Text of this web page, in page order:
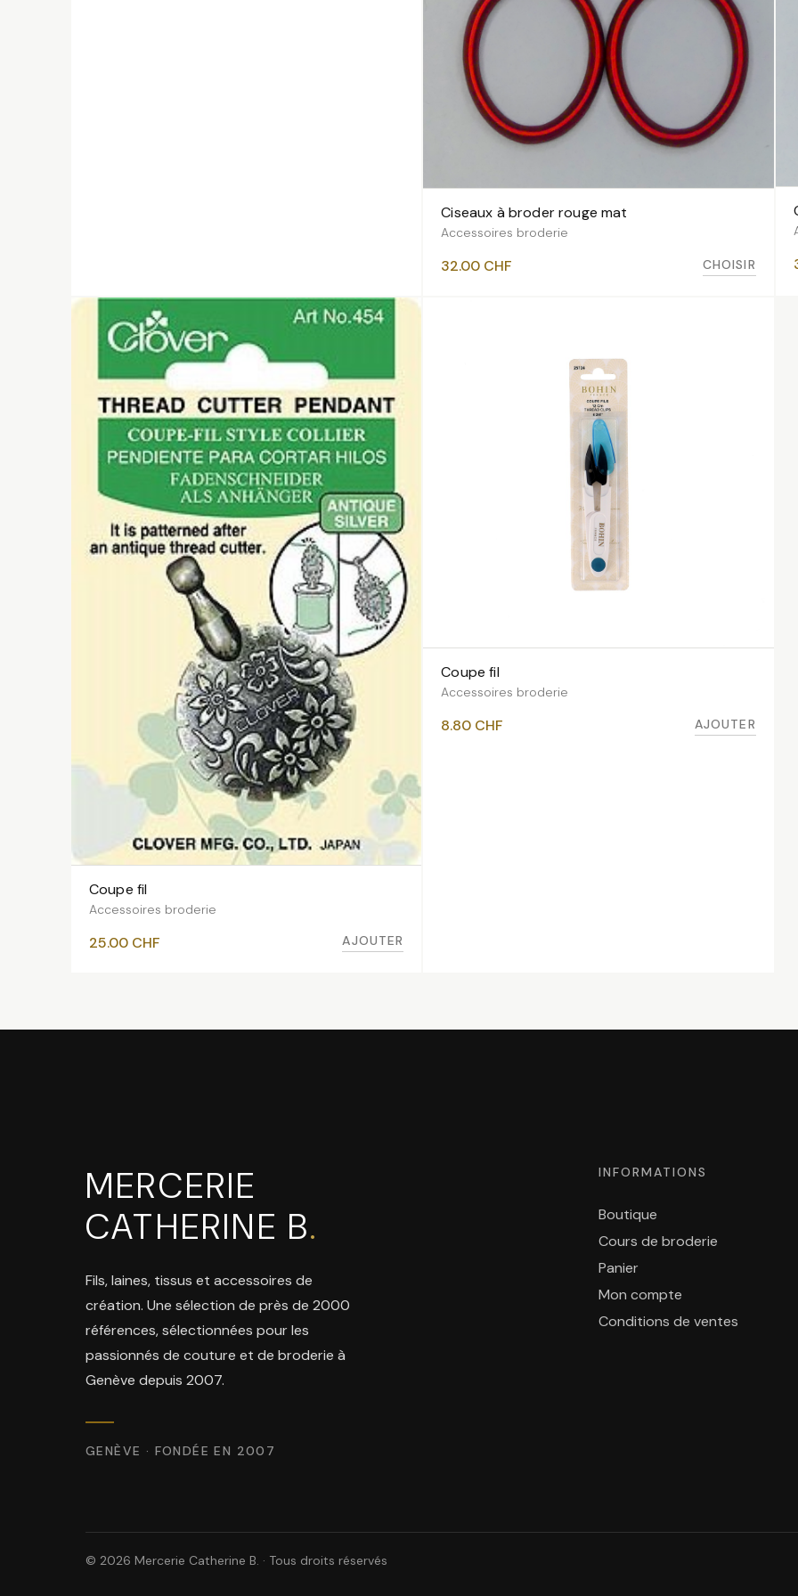
VOIR LES VARIANTES
Ciseaux à broder rouge mat
Accessoires broderie
32.00 CHF CHOISIR
Coupe fil
Accessoires broderie
25.00 CHF AJOUTER
Coupe fil
Accessoires broderie
8.80 CHF AJOUTER
MERCERIE
CATHERINE B.
Fils, laines, tissus et accessoires de
création. Une sélection de près de 2000
références, sélectionnées pour les
passionnés de couture et de broderie à
Genève depuis 2007.
GENÈVE · FONDÉE EN 2007
INFORMATIONS
Boutique
Cours de broderie
Panier
Mon compte
Conditions de ventes
© 2026 Mercerie Catherine B. · Tous droits réservés